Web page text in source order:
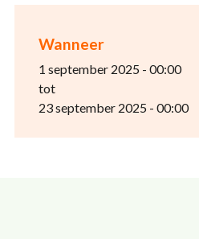
Wanneer
1 september 2025 - 00:00
tot
23 september 2025 - 00:00